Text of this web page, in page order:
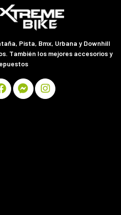
Pista, Bmx, Urbana y Downhill
También los mejores accesorios y